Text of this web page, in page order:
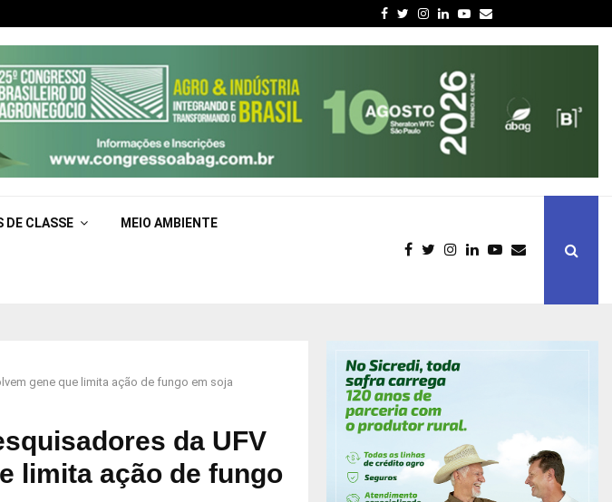
Facebook
Twitter
Instagram
LinkedinYoutube
Email
DE CLASSE MEIO AMBIENTE
gene que limita ação de fungo em soja
da UFV
limita ação de fungo